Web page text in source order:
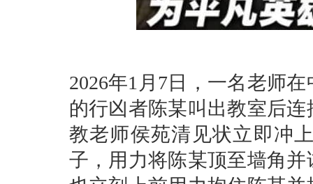
2026年1月7日，一名老师
的行凶者陈某叫出教室后
教老师侯苑清见状立即冲
子，用力将陈某顶至墙角